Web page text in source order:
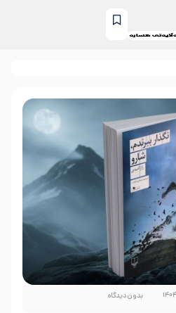
بدون دیدگاه